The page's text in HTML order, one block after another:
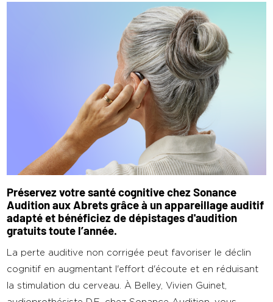
Préservez votre santé cognitive chez Sonance
Audition aux Abrets grâce à un appareillage auditif
adapté et bénéficiez de dépistages d'audition
gratuits toute l’année.
La perte auditive non corrigée peut favoriser le déclin
cognitif en augmentant l'effort d'écoute et en réduisant
la stimulation du cerveau. À Belley, Vivien Guinet,